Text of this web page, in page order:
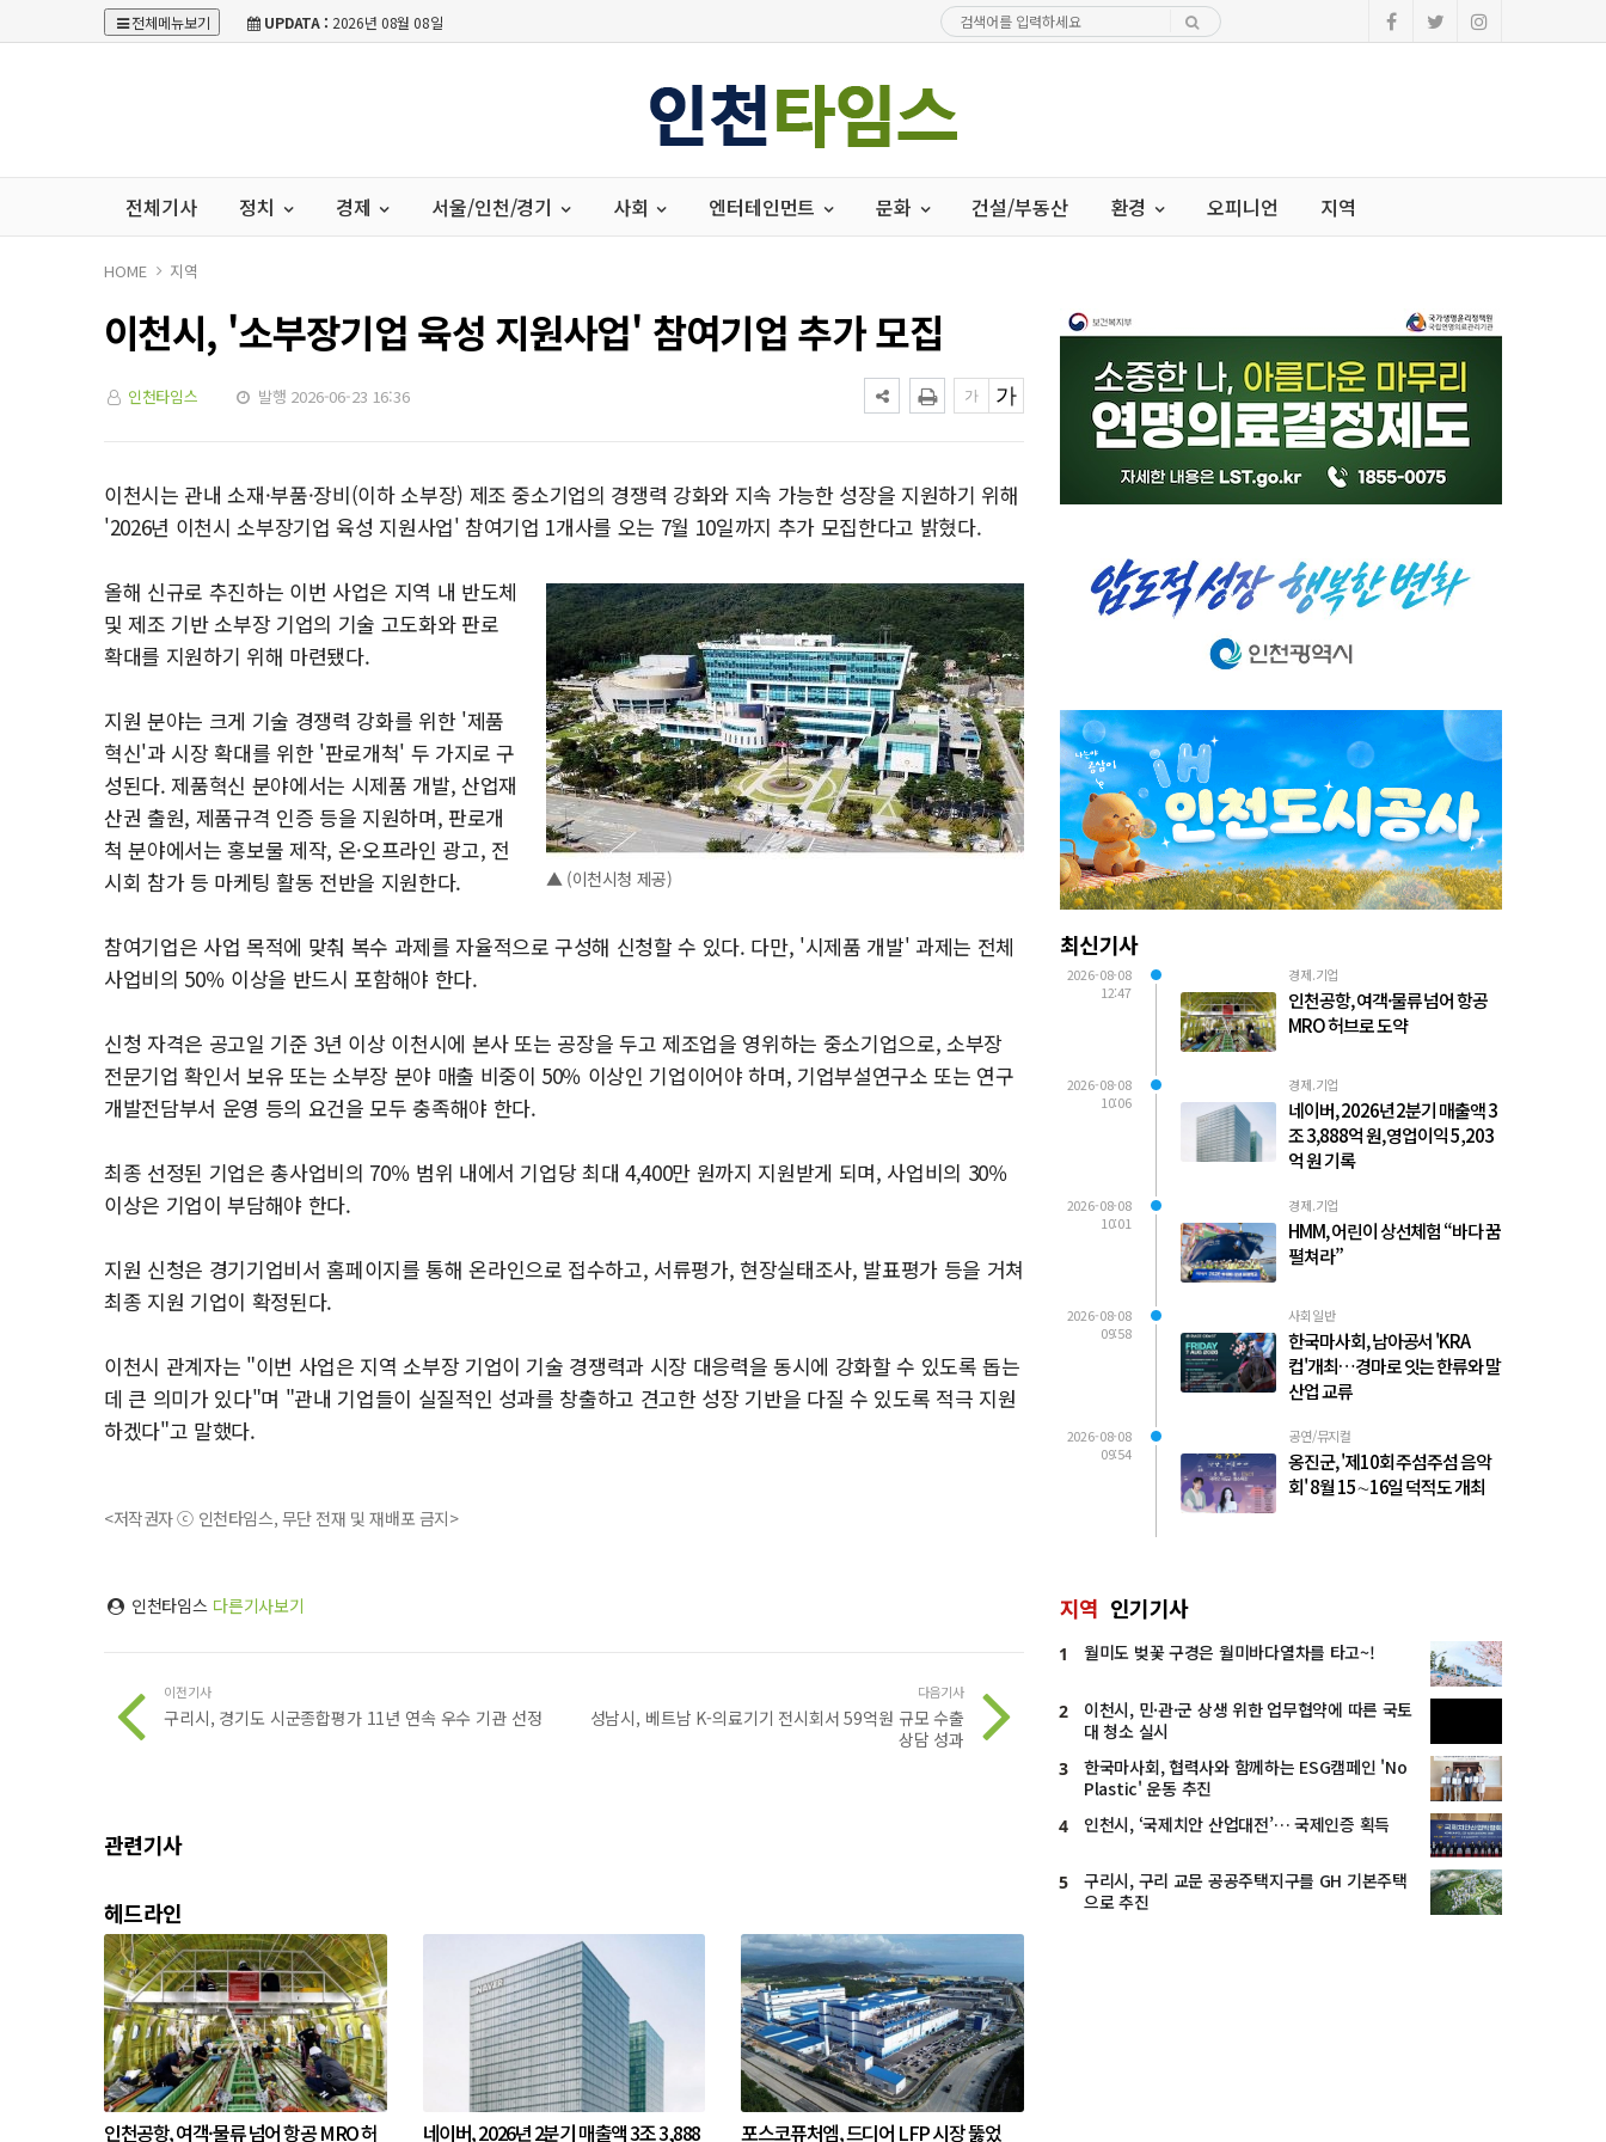
전체메뉴보기 UPDATA : 2026년 08월 08일
전체기사 정치 경제 서울/인천/경기 사회 엔터테인먼트 문화 건설/부동산 환경 오피니언 지역
HOME 지역
이천시, '소부장기업 육성 지원사업' 참여기업 추가 모집
인천타임스 발행 2026-06-23 16:36
이천시는 관내 소재·부품·장비(이하 소부장) 제조 중소기업의 경쟁력 강화와 지속 가능한 성장을 지원하기 위해
'2026년 이천시 소부장기업 육성 지원사업' 참여기업 1개사를 오는 7월 10일까지 추가 모집한다고 밝혔다.
▲ (이천시청 제공)
올해 신규로 추진하는 이번 사업은 지역 내 반도체
및 제조 기반 소부장 기업의 기술 고도화와 판로
확대를 지원하기 위해 마련됐다.
지원 분야는 크게 기술 경쟁력 강화를 위한 '제품
혁신'과 시장 확대를 위한 '판로개척' 두 가지로 구
성된다. 제품혁신 분야에서는 시제품 개발, 산업재
산권 출원, 제품규격 인증 등을 지원하며, 판로개
척 분야에서는 홍보물 제작, 온·오프라인 광고, 전
시회 참가 등 마케팅 활동 전반을 지원한다.
참여기업은 사업 목적에 맞춰 복수 과제를 자율적으로 구성해 신청할 수 있다. 다만, '시제품 개발' 과제는 전체
사업비의 50％ 이상을 반드시 포함해야 한다.
신청 자격은 공고일 기준 3년 이상 이천시에 본사 또는 공장을 두고 제조업을 영위하는 중소기업으로, 소부장
전문기업 확인서 보유 또는 소부장 분야 매출 비중이 50％ 이상인 기업이어야 하며, 기업부설연구소 또는 연구
개발전담부서 운영 등의 요건을 모두 충족해야 한다.
최종 선정된 기업은 총사업비의 70％ 범위 내에서 기업당 최대 4,400만 원까지 지원받게 되며, 사업비의 30％
이상은 기업이 부담해야 한다.
지원 신청은 경기기업비서 홈페이지를 통해 온라인으로 접수하고, 서류평가, 현장실태조사, 발표평가 등을 거쳐
최종 지원 기업이 확정된다.
이천시 관계자는 "이번 사업은 지역 소부장 기업이 기술 경쟁력과 시장 대응력을 동시에 강화할 수 있도록 돕는
데 큰 의미가 있다"며 "관내 기업들이 실질적인 성과를 창출하고 견고한 성장 기반을 다질 수 있도록 적극 지원
하겠다"고 말했다.
<저작권자 ⓒ 인천타임스, 무단 전재 및 재배포 금지>
인천타임스 다른기사보기
이전기사
구리시, 경기도 시군종합평가 11년 연속 우수 기관 선정
다음기사
성남시, 베트남 K-의료기기 전시회서 59억원 규모 수출
상담 성과
관련기사
헤드라인
인천공항, 여객·물류 넘어 항공 MRO 허
네이버, 2026년 2분기 매출액 3조 3,888
포스코퓨처엠, 드디어 LFP 시장 뚫었
최신기사
2026-08-08
12:47
경제.기업
인천공항, 여객·물류 넘어 항공
MRO 허브로 도약
2026-08-08
10:06
경제.기업
네이버, 2026년 2분기 매출액 3
조 3,888억 원, 영업이익 5,203
억 원 기록
2026-08-08
10:01
경제.기업
HMM, 어린이 상선체험 “바다 꿈
펼쳐라”
2026-08-08
09:58
사회일반
한국마사회, 남아공서 'KRA
컵'개최…경마로 잇는 한류와 말
산업 교류
2026-08-08
09:54
공연/뮤지컬
옹진군, '제10회 주섬주섬 음악
회' 8월 15∼16일 덕적도 개최
지역 인기기사
1 월미도 벚꽃 구경은 월미바다열차를 타고~!
2
이천시, 민·관·군 상생 위한 업무협약에 따른 국토
대 청소 실시
3
한국마사회, 협력사와 함께하는 ESG캠페인 'No
Plastic' 운동 추진
4 인천시, ‘국제치안 산업대전’… 국제인증 획득
5
구리시, 구리 교문 공공주택지구를 GH 기본주택
으로 추진